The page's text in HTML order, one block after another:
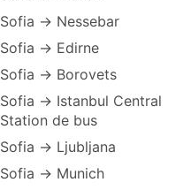
Sofia → Nessebar
Sofia → Edirne
Sofia → Borovets
Sofia → Istanbul Central
Station de bus
Sofia → Ljubljana
Sofia → Munich